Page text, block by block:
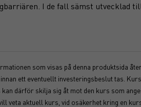
I de fall sämst utvecklad
som visas på denna produktsida
ett eventuellt investeringsbeslut tas.
därför skilja sig åt mot den kurs som
veta aktuell kurs, vid osäkerhet kring en